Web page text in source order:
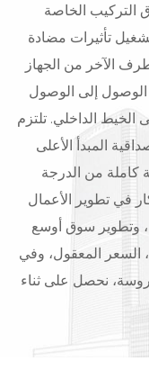
التركيب الخاصة
تأثيرات مضادة
الآخر من الجهاز
الوصول إلى الوصول
الخيط الداخلي. تلتزم
المبدأ الأعلى
كاملة من الدرجة
في تطوير الأعمال
وتطوير سوق أوسع
السعر المعقول، وفي
نحصل على ثناء